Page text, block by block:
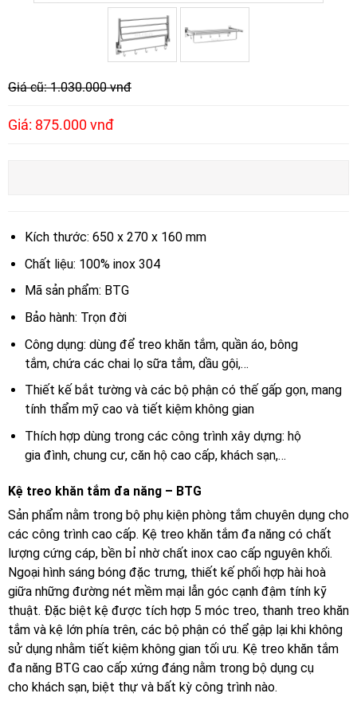
Giá cũ: 1.030.000 vnđ
Giá: 875.000 vnđ
Kích thước: 650 x 270 x 160 mm
Chất liệu: 100% inox 304
Mã sản phẩm: BTG
Bảo hành: Trọn đời
Công dụng: dùng để treo khăn tắm, quần áo, bông
tắm, chứa các chai lọ sữa tắm, dầu gội,…
Thiết kế bắt tường và các bộ phận có thế gấp gọn, mang
tính thẩm mỹ cao và tiết kiệm không gian
Thích hợp dùng trong các công trình xây dựng: hộ
gia đình, chung cư, căn hộ cao cấp, khách sạn,…
Kệ treo khăn tắm đa năng – BTG
Sản phẩm nằm trong bộ phụ kiện phòng tắm chuyên dụng cho
các công trình cao cấp. Kệ treo khăn tắm đa năng có chất
lượng cứng cáp, bền bỉ nhờ chất inox cao cấp nguyên khối.
Ngoại hình sáng bóng đặc trưng, thiết kế phối hợp hài hoà
giữa những đường nét mềm mại lẫn góc cạnh đậm tính kỹ
thuật. Đặc biệt kệ được tích hợp 5 móc treo, thanh treo khăn
tắm và kệ lớn phía trên, các bộ phận có thể gập lại khi không
sử dụng nhằm tiết kiệm không gian tối ưu. Kệ treo khăn tắm
đa năng BTG cao cấp xứng đáng nằm trong bộ dụng cụ
cho khách sạn, biệt thự và bất kỳ công trình nào.